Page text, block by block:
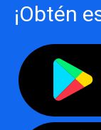
¡Obtén